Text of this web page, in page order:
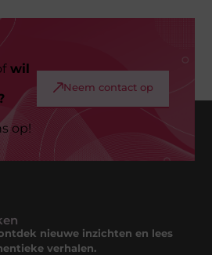
wil
op!
Neem contact op
nieuwe inzichten en lees
verhalen.